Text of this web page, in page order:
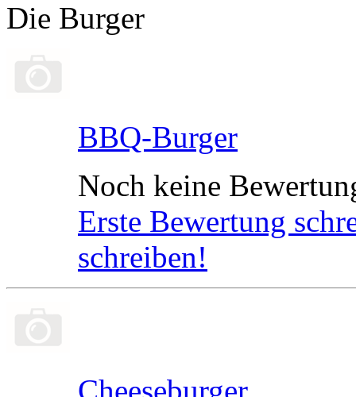
Die Burger
BBQ-Burger
Noch keine
Erste Bewertung
schreiben!